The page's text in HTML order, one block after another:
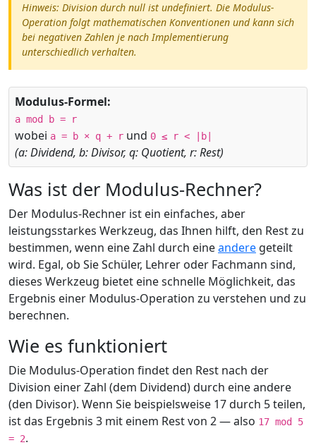
Hinweis: Division durch null ist undefiniert. Die Modulus-
Operation folgt mathematischen Konventionen und kann sich
bei negativen Zahlen je nach Implementierung
unterschiedlich verhalten.
Modulus-Formel:
a mod b = r
wobei a = b × q + r und 0 ≤ r < |b|
(a: Dividend, b: Divisor, q: Quotient, r: Rest)
Was ist der Modulus-Rechner?
Der Modulus-Rechner ist ein einfaches, aber
leistungsstarkes Werkzeug, das Ihnen hilft, den Rest zu
bestimmen, wenn eine Zahl durch eineandere geteilt
wird. Egal, ob Sie Schüler, Lehrer oder Fachmann sind,
dieses Werkzeug bietet eine schnelle Möglichkeit, das
Ergebnis einer Modulus-Operation zu verstehen und zu
berechnen.
Wie es funktioniert
Die Modulus-Operation findet den Rest nach der
Division einer Zahl (dem Dividend) durch eine andere
(den Divisor). Wenn Sie beispielsweise 17 durch 5 teilen,
ist das Ergebnis 3 mit einem Rest von 2 — also 17 mod 5
= 2.